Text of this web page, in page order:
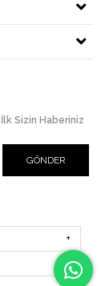
Sizin Haberiniz
GÖNDER